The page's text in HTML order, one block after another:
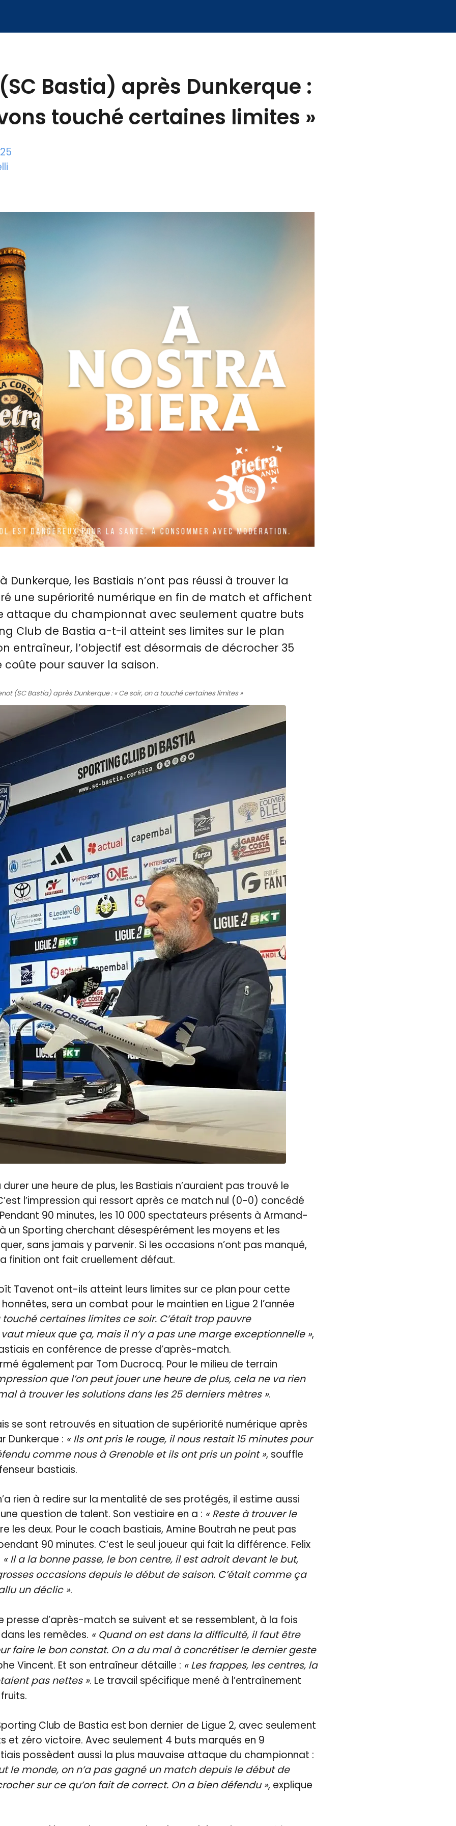
Bastia) après Dunkerque :
touché certaines limites »
Dunkerque, les Bastiais n’ont pas réussi à trouver la
une supériorité numérique en fin de match et affichent
attaque du championnat avec seulement quatre buts
Club de Bastia a-t-il atteint ses limites sur le plan
entraîneur, l’objectif est désormais de décrocher 35
pour sauver la saison.
(SC Bastia) après Dunkerque : « Ce soir, on a touché certaines limites »
une heure de plus, les Bastiais n’auraient pas trouvé le
l’impression qui ressort après ce match nul (0-0) concédé
90 minutes, les 10 000 spectateurs présents à Armand-
un Sporting cherchant désespérément les moyens et les
sans jamais y parvenir. Si les occasions n’ont pas manqué,
finition ont fait cruellement défaut.
Tavenot ont-ils atteint leurs limites sur ce plan pour cette
sera un combat pour le maintien en Ligue 2 l’année
touché certaines limites ce soir. C’était trop pauvre
mieux que ça, mais il n’y a pas une marge exceptionnelle »,
en conférence de presse d’après-match.
également par Tom Ducrocq. Pour le milieu de terrain
que l’on peut jouer une heure de plus, cela ne va rien
à trouver les solutions dans les 25 derniers mètres ».
se sont retrouvés en situation de supériorité numérique après
Dunkerque : « Ils ont pris le rouge, il nous restait 15 minutes pour
comme nous à Grenoble et ils ont pris un point », souffle
bastiais.
rien à redire sur la mentalité de ses protégés, il estime aussi
question de talent. Son vestiaire en a : « Reste à trouver le
les deux. Pour le coach bastiais, Amine Boutrah ne peut pas
90 minutes. C’est le seul joueur qui fait la différence. Felix
« Il a la bonne passe, le bon centre, il est adroit devant le but,
occasions depuis le début de saison. C’était comme ça
un déclic ».
presse d’après-match se suivent et se ressemblent, à la fois
les remèdes. « Quand on est dans la difficulté, il faut être
faire le bon constat. On a du mal à concrétiser le dernier geste
Vincent. Et son entraîneur détaille : « Les frappes, les centres, la
pas nettes ». Le travail spécifique mené à l’entraînement
Club de Bastia est bon dernier de Ligue 2, avec seulement
et zéro victoire. Avec seulement 4 buts marqués en 9
possèdent aussi la plus mauvaise attaque du championnat :
le monde, on n’a pas gagné un match depuis le début de
sur ce qu’on fait de correct. On a bien défendu », explique